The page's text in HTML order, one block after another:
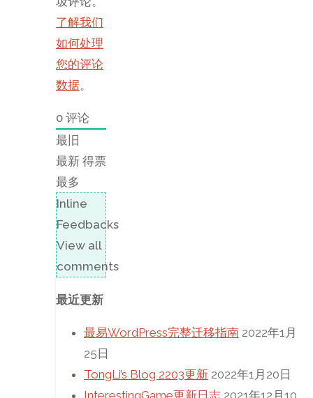
了解我们
如何处理
您的评论
数据。
0 评论
最旧
最新 得票
最多
Inline
Feedbacks
View all
comments
最近更新
最易WordPress完整迁移指南 2022年1月
25日
TongLi’s Blog 2203更新 2022年1月20日
InterestingGame更新日志 2021年12月10